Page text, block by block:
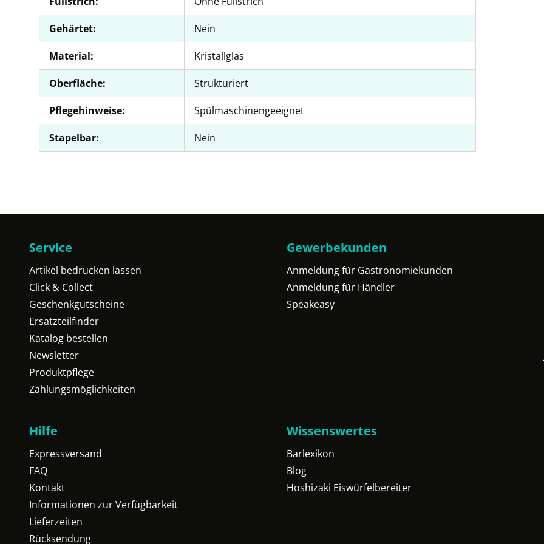
Gehärtet: Nein
Material: Kristallglas
Oberfläche: Strukturiert
Pflegehinweise: Spülmaschinengeeignet
Stapelbar: Nein
Service
Artikel bedrucken lassen
Click & Collect
Geschenkgutscheine
Ersatzteilfinder
Katalog bestellen
Newsletter
Produktpflege
Zahlungsmöglichkeiten
Gewerbekunden
Anmeldung für Gastronomiekunden
Anmeldung für Händler
Speakeasy
Hilfe
Expressversand
FAQ
Kontakt
Informationen zur Verfügbarkeit
Lieferzeiten
Rücksendung
Wissenswertes
Barlexikon
Blog
Hoshizaki Eiswürfelbereiter